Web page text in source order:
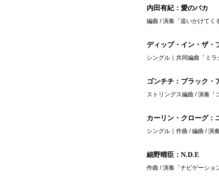
内田有紀：愛のバカ
編曲 / 演奏「追いかけてく
ディップ・イン・ザ・
シングル｜共同編曲「ミ
ゴンチチ：ブラック・
ストリングス編曲 / 演奏
カーリン・クローグ：
シングル｜作曲 / 編曲 / 演
細野晴臣：N.D.E
作曲 / 演奏「ナビゲーショ